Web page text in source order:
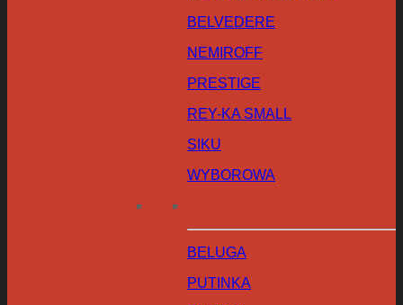
BELVEDERE
NEMIROFF
PRESTIGE
REY-KA SMALL
SIKU
WYBOROWA
BELUGA
PUTINKA